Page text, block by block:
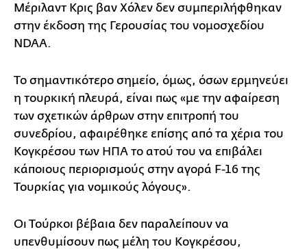
Μέριλαντ Κρις βαν Χόλεν δεν συμπεριλήφθηκαν
στην έκδοση της Γερουσίας του νομοσχεδίου
NDAA.
Το σημαντικότερο σημείο, όμως, όσων ερμηνεύει
η τουρκική πλευρά, είναι πως «με την αφαίρεση
των σχετικών άρθρων στην επιτροπή του
συνεδρίου, αφαιρέθηκε επίσης από τα χέρια του
Κογκρέσου των ΗΠΑ το ατού του να επιβάλει
κάποιους περιορισμούς στην αγορά F-16 της
Τουρκίας για νομικούς λόγους».
Οι Τούρκοι βέβαια δεν παραλείπουν να
υπενθυμίσουν πως μέλη του Κογκρέσου,